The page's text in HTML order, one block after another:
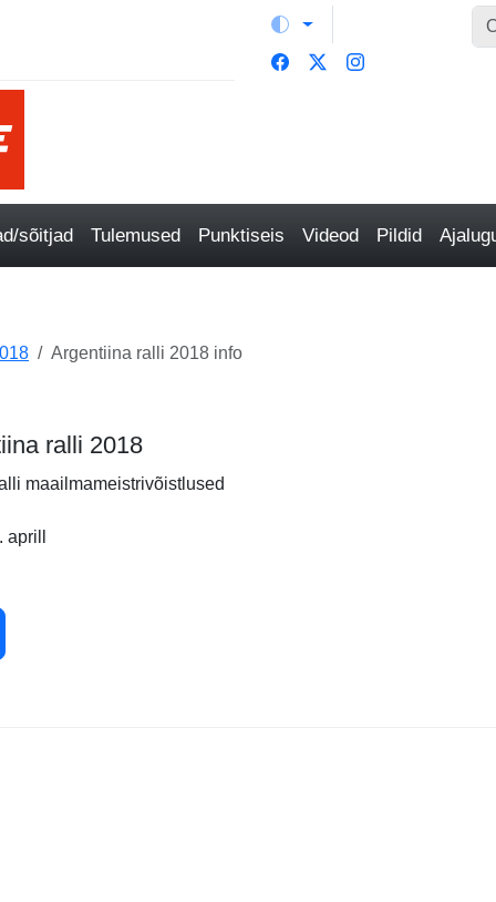
sõitjad Tulemused Punktiseis Videod Pildid
Argentiina ralli 2018 info
ralli 2018
maailmameistrivõistlused